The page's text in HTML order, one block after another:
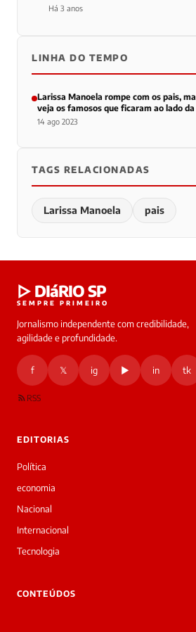
Há 3 anos
LINHA DO TEMPO
Larissa Manoela rompe com os pais,
veja os famosos que ficaram ao lado
14 ago 2023
TAGS RELACIONADAS
Larissa Manoela pais
▷ DIáRIO SP
SEMPRE PRIMEIRO
Jornalismo independente com credibilidade,
agilidade e profundidade.
f 𝕏 ig ▶ in tk
RSS
EDITORIAS
Política
economia
Nacional
Internacional
Tecnologia
CONTEÚDOS